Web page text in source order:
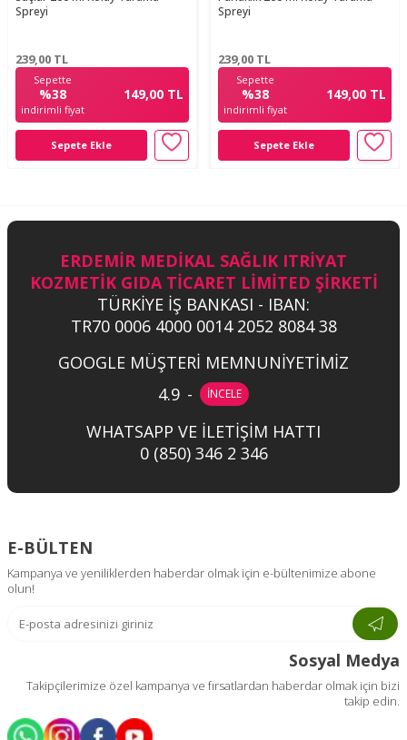
Spreyi
239,00 TL
Sepette
%38
indirimli fiyat
149,00 TL
Sepete Ekle
Spreyi
239,00 TL
Sepette
%38
indirimli fiyat
149,00 TL
Sepete Ekle
ERDEMİR MEDİKAL SAĞLIK ITRİYAT
KOZMETİK GIDA TİCARET LİMİTED ŞİRKETİ
TÜRKİYE İŞ BANKASI - IBAN:
TR70 0006 4000 0014 2052 8084 38
GOOGLE MÜŞTERİ MEMNUNİYETİMİZ
4.9 - İNCELE
WHATSAPP VE İLETİŞİM HATTI
0 (850) 346 2 346
E-BÜLTEN
Kampanya ve yeniliklerden haberdar olmak için e-bültenimize abone
olun!
Sosyal Medya
Takipçilerimize özel kampanya ve fırsatlardan haberdar olmak için bizi
takip edin.